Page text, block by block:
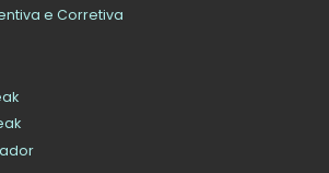
e Corretiva